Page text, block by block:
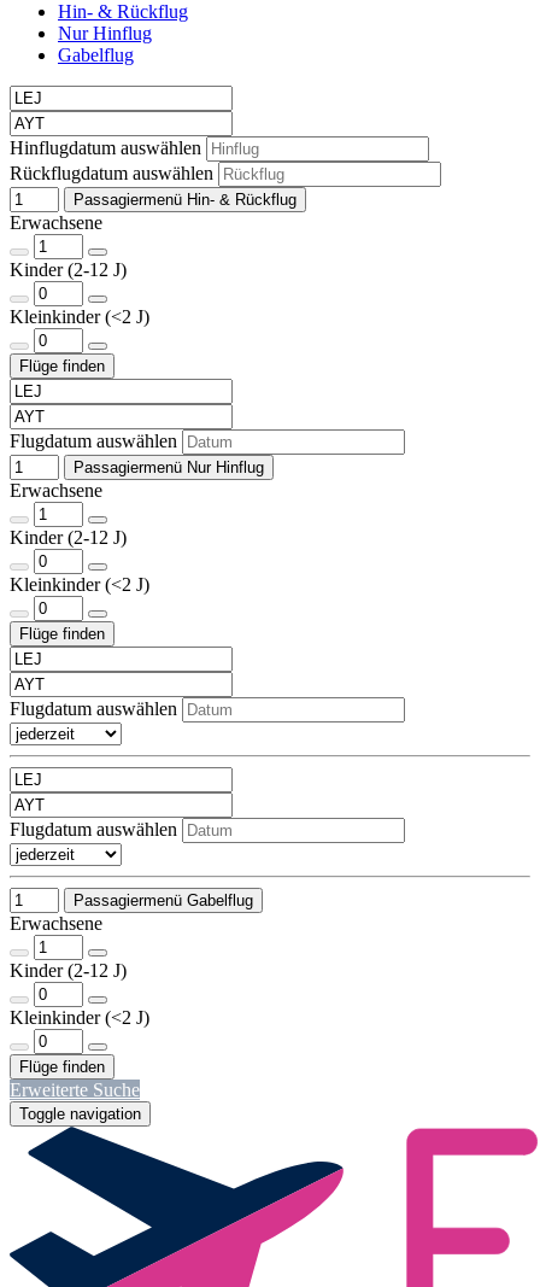
Hin- & Rückflug
Nur Hinflug
Gabelflug
Hinflugdatum auswählen
Rückflugdatum auswählen
Passagiermenü Hin- & Rückflug
Erwachsene
Kinder (2-12 J)
Kleinkinder (<2 J)
Flugdatum auswählen
Passagiermenü Nur Hinflug
Erwachsene
Kinder (2-12 J)
Kleinkinder (<2 J)
Flugdatum auswählen
Flugdatum auswählen
Passagiermenü Gabelflug
Erwachsene
Kinder (2-12 J)
Kleinkinder (<2 J)
Erweiterte Suche
Toggle navigation